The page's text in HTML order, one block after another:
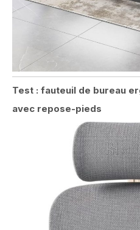
Test : fauteuil de bureau
avec repose-pieds